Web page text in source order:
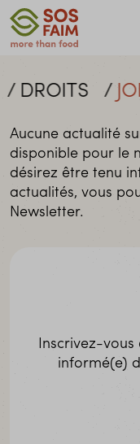
DROITS
Aucune actualité
disponible pour le
désirez être tenu
actualités, vous
Newsletter.
Inscrivez-
informé(e)